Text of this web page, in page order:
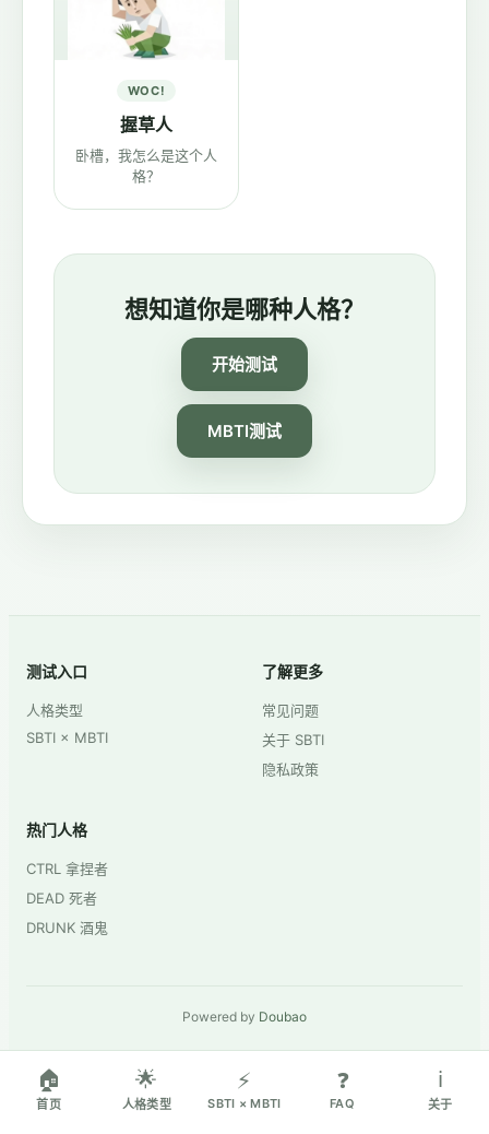
🏠
首页
🌟
人格类型
⚡
SBTI × MBTI
❓
FAQ
ℹ️
关于
WOC!
握草人
卧槽，我怎么是这个人
格？
想知道你是哪种人格？
开始测试
MBTI测试
测试入口
人格类型
SBTI × MBTI
了解更多
常见问题
关于 SBTI
隐私政策
热门人格
CTRL 拿捏者
DEAD 死者
DRUNK 酒鬼
Powered by Doubao